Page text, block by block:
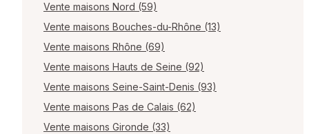
Vente maisons Nord (59)
Vente maisons Bouches-du-Rhône (13)
Vente maisons Rhône (69)
Vente maisons Hauts de Seine (92)
Vente maisons Seine-Saint-Denis (93)
Vente maisons Pas de Calais (62)
Vente maisons Gironde (33)